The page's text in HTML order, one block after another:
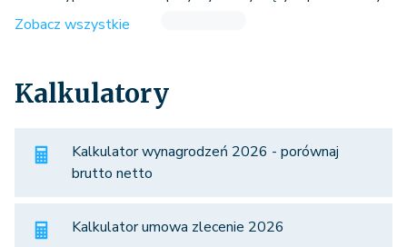
Zobacz wszystkie
Kalkulatory
Kalkulator wynagrodzeń 2026 - porównaj
brutto netto
Kalkulator umowa zlecenie 2026